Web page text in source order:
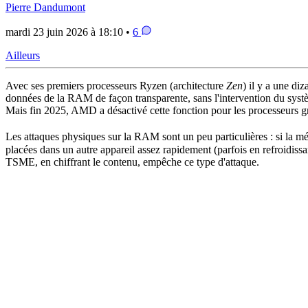
Pierre Dandumont
mardi 23 juin 2026 à 18:10 • 6
Ailleurs
Avec ses premiers processeurs Ryzen (architecture Zen) il y a une
données de la RAM de façon transparente, sans l'intervention du
Mais fin 2025, AMD a désactivé cette fonction pour les processeurs
Les attaques physiques sur la RAM sont un peu particulières : si la
placées dans un autre appareil assez rapidement (parfois en
TSME, en chiffrant le contenu, empêche ce type d'attaque.